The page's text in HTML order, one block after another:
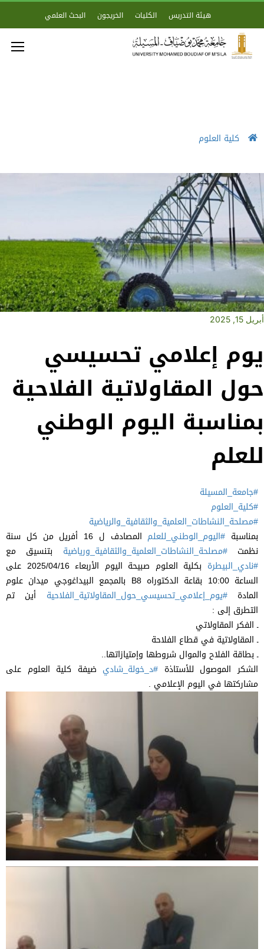
هيئة التدريس الكليات الخريجون البحث العلمي
كلية العلوم
أبريل 15, 2025
يوم إعلامي تحسيسي
حول المقاولاتية الفلاحية
بمناسبة اليوم الوطني
للعلم
#جامعة_المسيلة
#كلية_العلوم
#مصلحة_النشاطات_العلمية_والثقافية_والرياضية
بمناسبة #اليوم_الوطني_للعلم
المصادف ل 16 أفريل من كل سنة
نظمت#مصلحة_النشاطات_العلمية_والثقافية_ورياضية بتنسيق مع
#نادي_البيطرة
بكلية العلوم صبيحة اليوم الأربعاء 2025/04/16 على
الساعة 10:00 بقاعة الدكتوراه B8 بالمجمع البيداغوجي ميدان علوم
المادة#يوم_إعلامي_تحسيسي_حول_المقاولاتية_الفلاحية أين تم
التطرق إلى :
ـ الفكر المقاولاتي
ـ المقاولاتية في قطاع الفلاحة
ـ بطاقة الفلاح والموال شروطها وإمتيازاتها..
الشكر الموصول للأستاذة #د_خولة_شادي ضيفة كلية العلوم على
مشاركتها في اليوم الإعلامي .